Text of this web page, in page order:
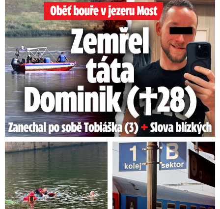
Oběť bouře v jezeru Most: Zemřel táta Dominik (†28)